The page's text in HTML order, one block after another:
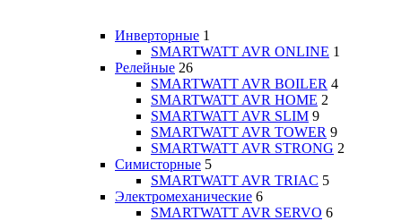
Инверторные 1
SMARTWATT AVR ONLINE 1
Релейные 26
SMARTWATT AVR BOILER 4
SMARTWATT AVR HOME 2
SMARTWATT AVR SLIM 9
SMARTWATT AVR TOWER 9
SMARTWATT AVR STRONG 2
Симисторные 5
SMARTWATT AVR TRIAC 5
Электромеханические 6
SMARTWATT AVR SERVO 6